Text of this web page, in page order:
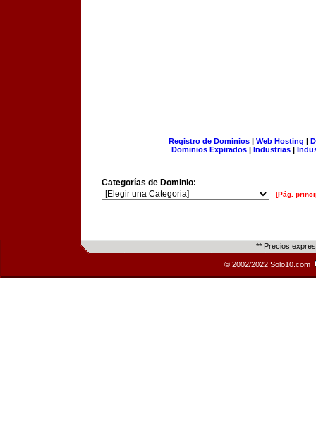
Registro de Dominios| Web Hosting |
Dominios Expirados | Industrias |
Categorías de Dominio:
[Pág.
** Precios
© 2002/2022 Solo10.com